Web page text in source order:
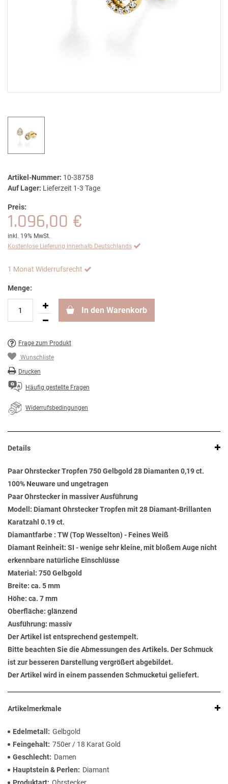
Artikel-Nummer: 10-38758
Auf Lager: Lieferzeit 1-3 Tage
Preis:
1.096,00 €
inkl. 19% MwSt.
Kostenlose Lieferung innerhalb Deutschlands
1 Monat Widerrufsrecht
Menge:
In den Warenkorb
Frage zum Produkt
Wunschliste
Drucken
Häufig gestellte Fragen
Widerrufsbedingungen
Details
Paar Ohrstecker Tropfen 750 Gelbgold 28 Diamanten 0,19 ct.
100% Neuware und ungetragen
Paar Ohrstecker in massiver Ausführung
Modell: Diamant Ohrstecker Tropfen mit 28 Diamant-Brillanten
Karatzahl 0.19 ct.
Diamantfarbe : TW (Top Wesselton) - Feines Weiß
Diamant Reinheit: SI - wenige sehr kleine, mit bloßem Auge nicht
erkennbare natürliche Einschlüsse
Material: 750 Gelbgold
Breite: ca. 5 mm
Höhe: ca. 7 mm
Oberfläche: glänzend
Ausführung: massiv
Der Artikel ist entsprechend gestempelt.
Bitte beachten Sie die Abmessungen des Artikels. Der Schmuck
ist zur besseren Darstellung vergrößert abgebildet.
Der Artikel wird in einem passenden Schmucketui geliefert.
Artikelmerkmale
Edelmetall
Gelbgold
Feingehalt 750er / 18 Karat Gold
Geschlecht
Damen
Hauptstein & Perlen
Diamant